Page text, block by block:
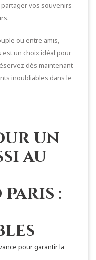
vos souvenirs
ou entre amis,
est un choix idéal pour
dès maintenant
inoubliables dans le
un
au
:
pour garantir la